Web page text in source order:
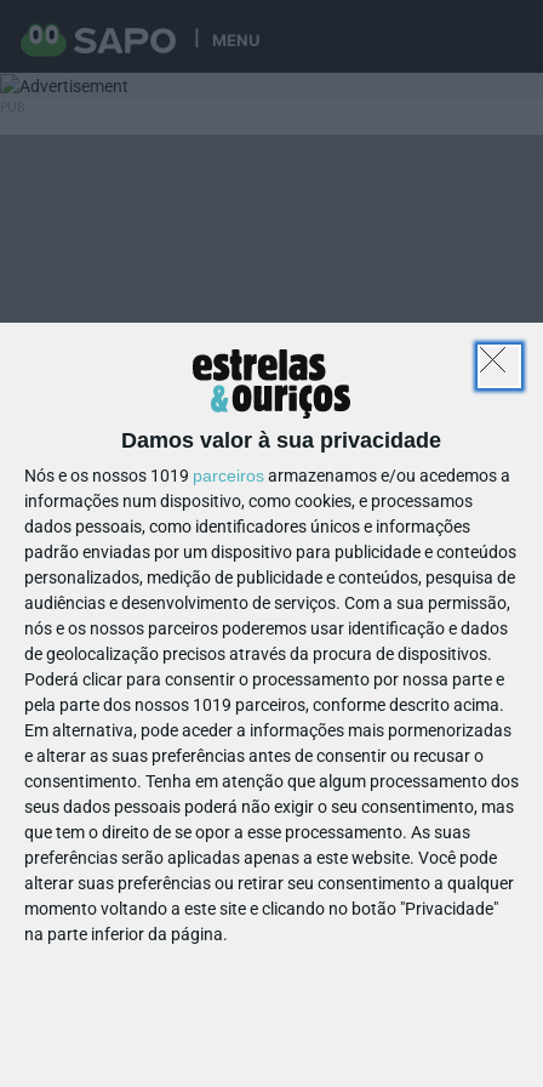
MENU
Damos valor à sua privacidade
Nós e os nossos 1019 parceirosarmazenamos e/ou acedemos a
informações num dispositivo, como cookies, e processamos
dados pessoais, como identificadores únicos e informações
padrão enviadas por um dispositivo para publicidade e conteúdos
personalizados, medição de publicidade e conteúdos, pesquisa de
audiências e desenvolvimento de serviços. Com a sua permissão,
nós e os nossos parceiros poderemos usar identificação e dados
de geolocalização precisos através da procura de dispositivos.
Poderá clicar para consentir o processamento por nossa parte e
pela parte dos nossos 1019 parceiros, conforme descrito acima.
Em alternativa, pode aceder a informações mais pormenorizadas
e alterar as suas preferências antes de consentir ou recusar o
consentimento. Tenha em atenção que algum processamento dos
seus dados pessoais poderá não exigir o seu consentimento, mas
que tem o direito de se opor a esse processamento. As suas
preferências serão aplicadas apenas a este website. Você pode
alterar suas preferências ou retirar seu consentimento a qualquer
momento voltando a este site e clicando no botão "Privacidade"
na parte inferior da página.
23
879511095470182